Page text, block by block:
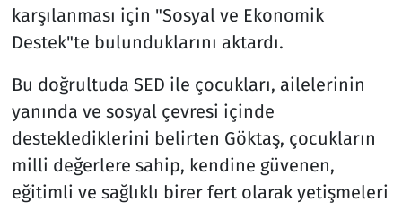
karşılanması için "Sosyal ve Ekonomik
Destek"te bulunduklarını aktardı.
Bu doğrultuda SED ile çocukları, ailelerinin
yanında ve sosyal çevresi içinde
desteklediklerini belirten Göktaş, çocukların
milli değerlere sahip, kendine güvenen,
eğitimli ve sağlıklı birer fert olarak yetişmeleri